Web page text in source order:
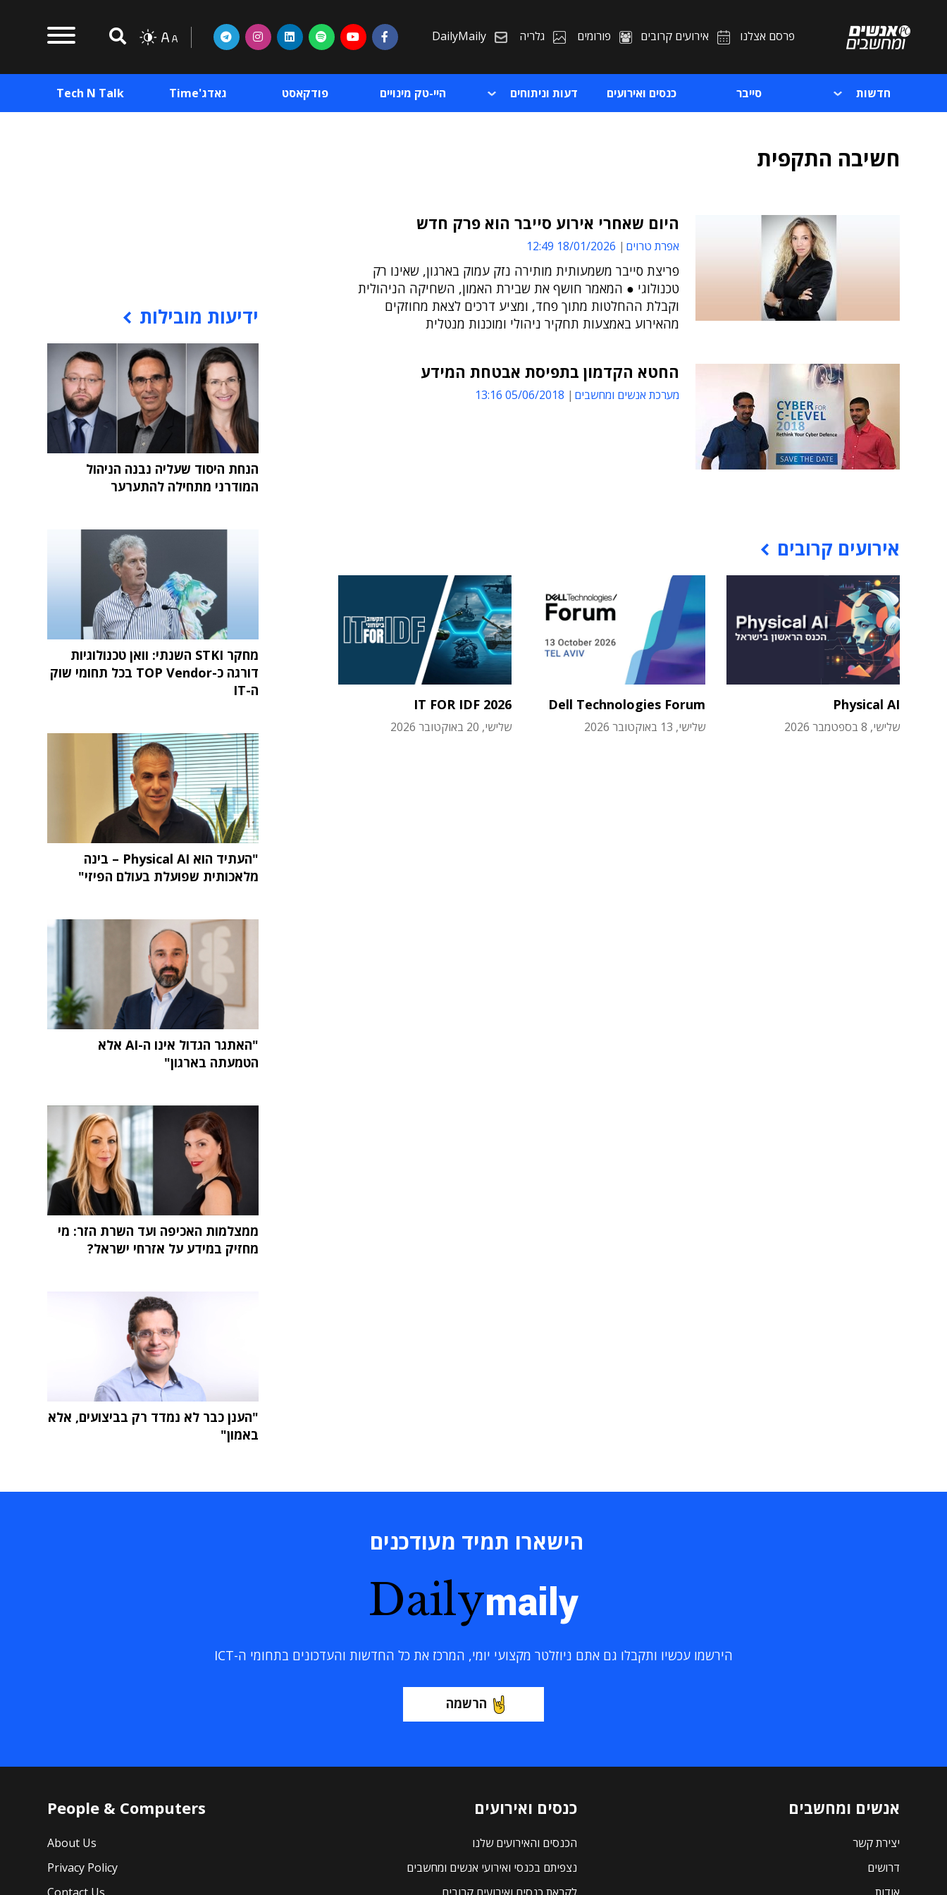
פרסם אצלנו אירועים קרובים פורומים גלריה DailyMaily
חדשות סייבר כנסים ואירועים דעות וניתוחים היי-טק מינויים פודקאסט גאדג'Time Tech N Talk
חשיבה התקפית
היום שאחרי אירוע סייבר הוא פרק חדש
אפרת טרוים 18/01/2026 12:49
פריצת סייבר משמעותית מותירה נזק עמוק בארגון, שאינו רק
טכנולוגי ● המאמר חושף את שבירת האמון, השחיקה הניהולית
וקבלת ההחלטות מתוך פחד, ומציע דרכים לצאת מחוזקים
מהאירוע באמצעות תחקיר ניהולי ומוכנות מנטלית
החטא הקדמון בתפיסת אבטחת המידע
מערכת אנשים ומחשבים 05/06/2018 13:16
אירועים קרובים
Physical AI
שלישי, 8 בספטמבר 2026
Dell Technologies Forum
שלישי, 13 באוקטובר 2026
IT FOR IDF 2026
שלישי, 20 באוקטובר 2026
ידיעות מובילות
הנחת היסוד שעליה נבנה הניהול
המודרני מתחילה להתערער
מחקר STKI השנתי: וואן טכנולוגיות
דורגה כ-TOP Vendor בכל תחומי שוק
ה-IT
"העתיד הוא Physical AI – בינה
מלאכותית שפועלת בעולם הפיזי"
"האתגר הגדול אינו ה-AI אלא
הטמעתה בארגון"
ממצלמות האכיפה ועד השרת הזר: מי
מחזיק במידע על אזרחי ישראל?
"הענן כבר לא נמדד רק בביצועים, אלא
באמון"
הישארו תמיד מעודכנים
Dailymaily
הירשמו עכשיו ותקבלו גם אתם ניוזלטר מקצועי יומי, המרכז את כל החדשות והעדכונים בתחומי ה-ICT
הרשמה
אנשים ומחשבים
יצירת קשר
דרושים
כנסים ואירועים
הכנסים והאירועים שלנו
נצפיתם בכנסי ואירועי אנשים ומחשבים
People & Computers
About Us
Privacy Policy